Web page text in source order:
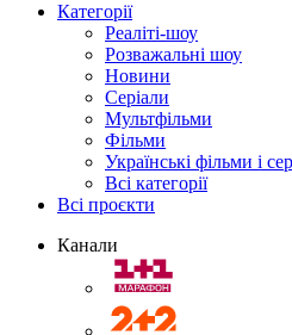
Категорії
Реаліті-шоу
Розважальні шоу
Новини
Серіали
Мультфільми
Фільми
Українські фільми і
Всі категорії
Всі проєкти
Канали